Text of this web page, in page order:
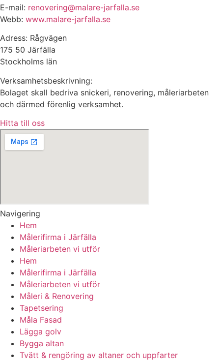
E-mail: renovering@malare-jarfalla.se
Webb: www.malare-jarfalla.se
Adress: Rågvägen
175 50 Järfälla
Stockholms län
Verksamhetsbeskrivning:
Bolaget skall bedriva snickeri, renovering, måleriarbeten
och därmed förenlig verksamhet.
Hitta till oss
Navigering
Hem
Målerifirma i Järfälla
Måleriarbeten vi utför
Hem
Målerifirma i Järfälla
Måleriarbeten vi utför
Måleri & Renovering
Tapetsering
Måla Fasad
Lägga golv
Bygga altan
Tvätt & rengöring av altaner och uppfarter